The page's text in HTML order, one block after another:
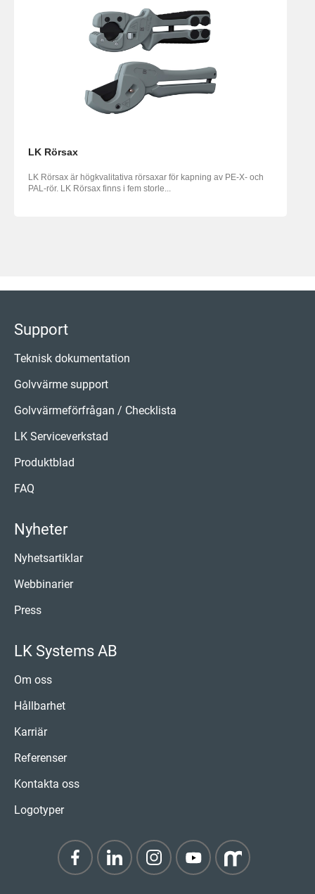
LK Rörsax
LK Rörsax är högkvalitativa rörsaxar för kapning av PE-X- och
PAL-rör. LK Rörsax finns i fem storle...
Support
Teknisk dokumentation
Golvvärme support
Golvvärmeförfrågan / Checklista
LK Serviceverkstad
Produktblad
FAQ
Nyheter
Nyhetsartiklar
Webbinarier
Press
LK Systems AB
Om oss
Hållbarhet
Karriär
Referenser
Kontakta oss
Logotyper